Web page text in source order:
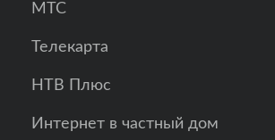
МТС
Телекарта
НТВ Плюс
Интернет в частный дом